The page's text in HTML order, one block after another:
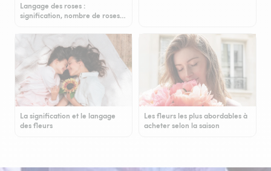
Langage des roses :
signification, nombre de roses…
La signification et le langage
des fleurs
Les fleurs les plus abordables à
acheter selon la saison